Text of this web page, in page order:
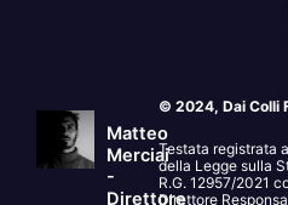
Matteo
Merciai
-
Direttore
© 2024, Dai Colli
Testata registrata
della Legge sulla
R.G. 12957/2021
Direttore